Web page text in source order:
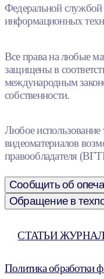
Федеральной службой
информационных
Все права на любые
защищены в
международным
собственности.
Любое использование
видеоматериалов
правообладателя
Сообщить об
Обращение в
СТАТЬИ
Политика обработки